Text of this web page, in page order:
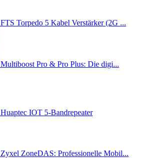
FTS Torpedo 5 Kabel Verstärker (2G ...
Multiboost Pro & Pro Plus: Die digi...
Huaptec IOT 5-Bandrepeater
Zyxel ZoneDAS: Professionelle Mobil...